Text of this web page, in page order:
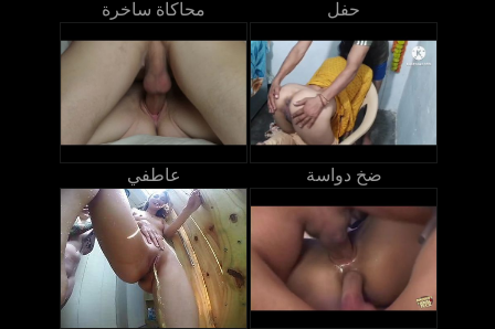
محاكاة ساخرة حفل
عاطفي ضخ دواسة